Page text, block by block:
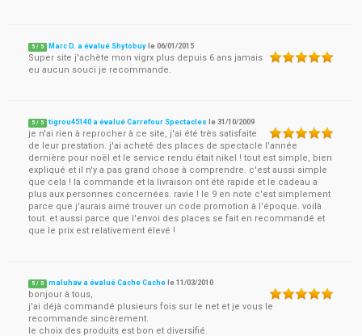
5 / 5 Marc D. a évalué Shytobuy le06/01/2015
Super site j'achète mon vigrx plus depuis 6 ans jamais
eu aucun souci je recommande.
5 / 5 tigrou45140 a évalué Carrefour Spectacles le31/10/2009
je n'ai rien à reprocher à ce site, j'ai été très satisfaite
de leur prestation. j'ai acheté des places de spectacle l'année
dernière pour noël et le service rendu était nikel ! tout est simple, bien
expliqué et il n'y a pas grand chose à comprendre. c'est aussi simple
que cela ! la commande et la livraison ont été rapide et le cadeau a
plus aux personnes concernées. ravie ! le 9 en note c'est simplement
parce que j'aurais aimé trouver un code promotion à l'époque. voilà
tout. et aussi parce que l'envoi des places se fait en recommandé et
que le prix est relativement élevé !
5 / 5 maluhav a évalué Cache Cache le11/03/2010
bonjour à tous,
j'ai déjà commandé plusieurs fois sur le net et je vous le
recommande sincèrement.
le choix des produits est bon et diversifié.